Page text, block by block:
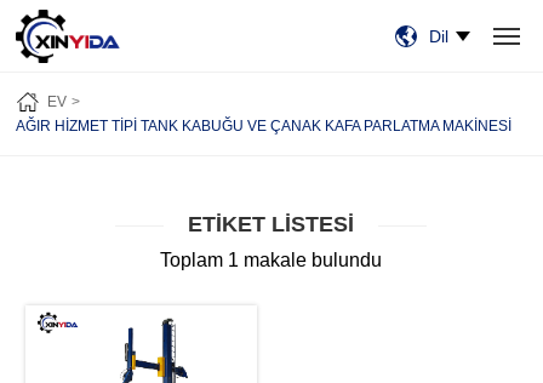
EV
ÜRÜN:% S
VIDEO
VAKALAR
HABERLER
HAKKIMIZDA
BİZE ULAŞIN
Dil
EV
AĞIR HIZMET TIPI TANK KABUĞU VE ÇANAK KAFA PARLATMA MAKINESI
ETIKET LISTESI
Toplam 1 makale bulundu